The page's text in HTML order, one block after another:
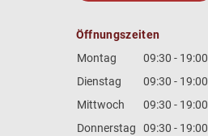
Öffnungszeiten
Montag
09:30 - 19:00
Dienstag
09:30 - 19:00
Mittwoch
09:30 - 19:00
Donnerstag
09:30 - 19:00